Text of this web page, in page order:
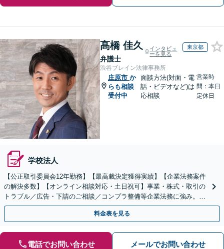
髙橋 佳久
弁護士
インタビュ
ーを見る
東京都
渋谷ブレイン法律事務所
庄原市 か
らも相談
受付中
面談方法(対面・電
話・ビデオなど)は
応相談
営業時
間：本日
定休日
学校法人
【公正取引委員会12年勤務】【最高裁決定獲得実績】【企業法務案件
の解決多数】【オンライン相談対応・土日祝可】事業・株式・取引の
トラブル／広告・下請のご相談／コンプラ整備等企業法務に強み。株
式の相続／誹謗中傷対策／不動産問題まで幅広く対応！
料金表を見る
電話でお問い合わせ メールでお問い合わせ